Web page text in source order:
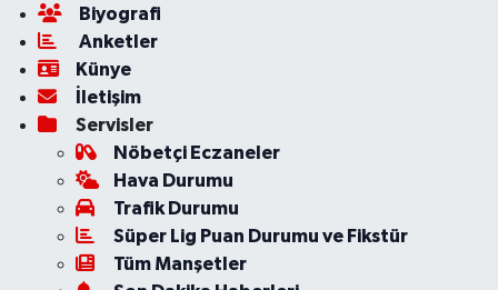
Biyografi
Anketler
Künye
İletişim
Servisler
Nöbetçi Eczaneler
Hava Durumu
Trafik Durumu
Süper Lig Puan Durumu ve Fikstür
Tüm Manşetler